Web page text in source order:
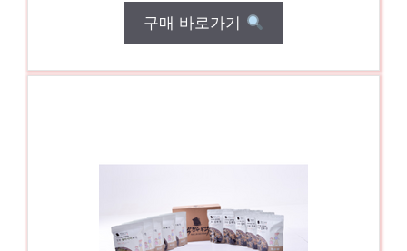
구매 바로가기